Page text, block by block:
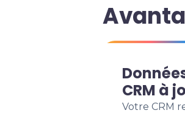
CRM à
Votre CRM